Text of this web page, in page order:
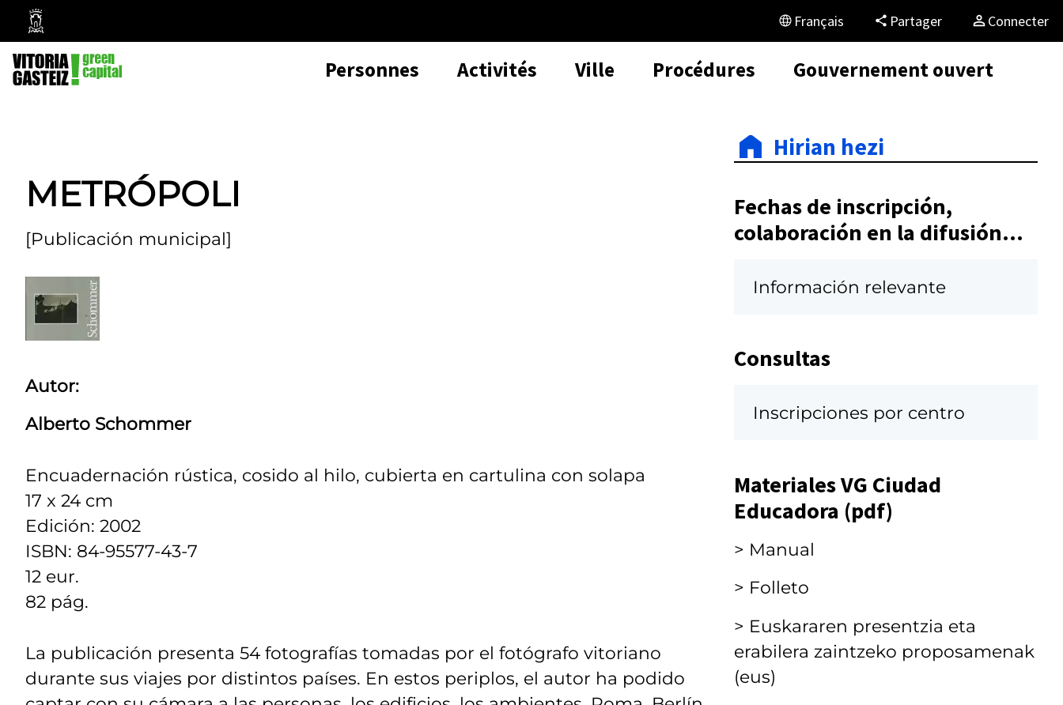
Mairie
de
Vitoria-
Gasteiz
Français Partager Connecter
Personnes Activités Ville Procédures Gouvernement ouvert
METRÓPOLI
[Publicación municipal]
Autor:
Alberto Schommer
Encuadernación rústica, cosido al hilo, cubierta en cartulina con solapa
17 x 24 cm
Edición: 2002
ISBN: 84-95577-43-7
12 eur.
82 pág.
La publicación presenta 54 fotografías tomadas por el fotógrafo vitoriano
durante sus viajes por distintos países. En estos periplos, el autor ha podido
Hirian hezi
Fechas de inscripción,
colaboración en la difusión...
Información relevante
Consultas
Inscripciones por centro
Materiales VG Ciudad
Educadora (pdf)
> Manual
> Folleto
> Euskararen presentzia eta
erabilera zaintzeko proposamenak
(eus)